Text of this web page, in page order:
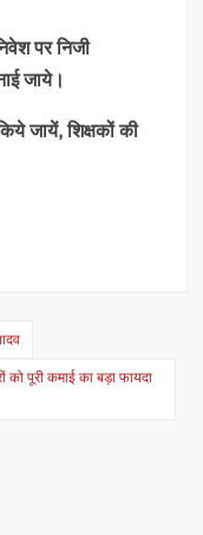
पर निजी
जाये।
जायें, शिक्षकों की
पूरी कमाई का बड़ा फायदा